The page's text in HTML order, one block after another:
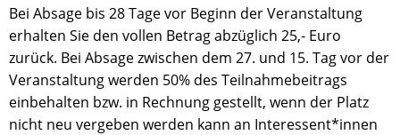
Bei Absage bis 28 Tage vor Beginn der Veranstaltung
erhalten Sie den vollen Betrag abzüglich 25,- Euro
zurück. Bei Absage zwischen dem 27. und 15. Tag vor der
Veranstaltung werden 50% des Teilnahmebeitrags
einbehalten bzw. in Rechnung gestellt, wenn der Platz
nicht neu vergeben werden kann an Interessent*innen